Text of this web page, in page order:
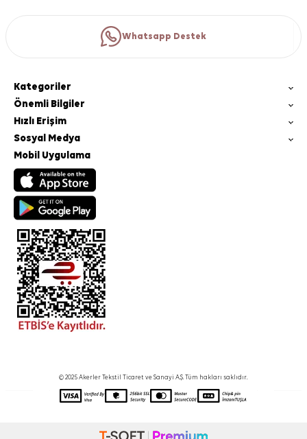
Whatsapp Destek
Kategoriler
Önemli Bilgiler
Hızlı Erişim
Sosyal Medya
Mobil Uygulama
© 2025 Akerler Tekstil Ticaret ve Sanayi A.Ş. Tüm hakları saklıdır.